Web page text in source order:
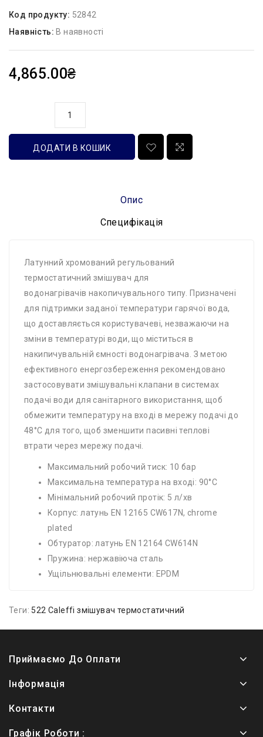
Код продукту: 52842
Наявність: В наявності
4,865.00₴
ДОДАТИ В КОШИК
Опис
Специфікація
Латунний хромований регульований
термостатичний змішувач для
водонагрівачів накопичувального типу. Призначені
для підтримки заданої температури гарячої вода,
що доставляється користувачеві, незважаючи на
зміни в температурі води, що міститься в
накипичувальній ємності водонагрівача. З метою
ефективного енергозбереження рекомендовано
застосовувати змішувальні клапани в системах
подачі води для санітарного використання, щоб
обмежити температуру на вході в мережу подачі до
48°C для того, щоб зменшити пасивні теплові
втрати через мережу подачі.
Максимальний робочий тиск: 10 бар
Максимальна температура на вході: 90°С
Мінімальний робочий протік: 5 л/хв
Корпус: латунь EN 12165 CW617N, chrome
plated
Обтуратор: латунь EN 12164 CW614N
Пружина: нержавіюча сталь
Ущільнювальні елементи: EPDM
Теги: 522 Caleffi змішувач термостатичний
Приймаємо До Оплати
Інформація
Контакти
Графік Роботи :